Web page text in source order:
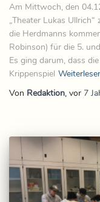
Am Mittwoch, den
„Theater Lukas
die Herdmanns
Robinson) für die 5.
Es ging darum, dass
Krippenspiel
Von Redaktion, vor 7